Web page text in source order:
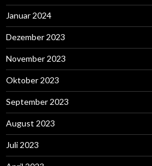
Januar 2024
Dezember 2023
November 2023
Oktober 2023
September 2023
August 2023
Juli 2023